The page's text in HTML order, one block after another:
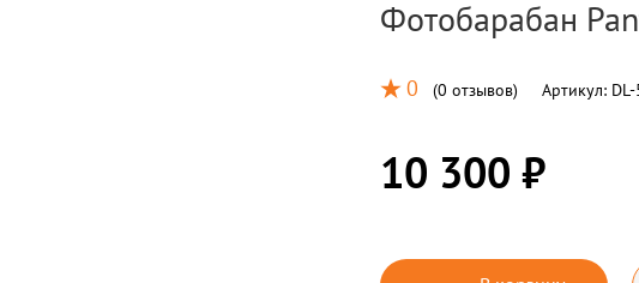
Фотобарабан
0 (0 отзывов) Артикул:
10 300 ₽